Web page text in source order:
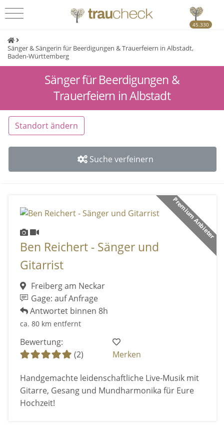
45.330
Sänger & Sängerin für Beerdigungen & Trauerfeiern in Albstadt,
Baden-Württemberg
Sänger für Beerdigungen &
Trauerfeiern in Albstadt
Standort ändern
Suche verfeinern
Premium Anbieter
Ben Reichert - Sänger und
Gitarrist
Freiberg am Neckar
Gage: auf Anfrage
Antwortet binnen 8h
ca. 80 km entfernt
Bewertung:
(2)
Merken
Handgemachte leidenschaftliche Live-Musik mit
Gitarre, Gesang und Mundharmonika für Eure
Hochzeit!